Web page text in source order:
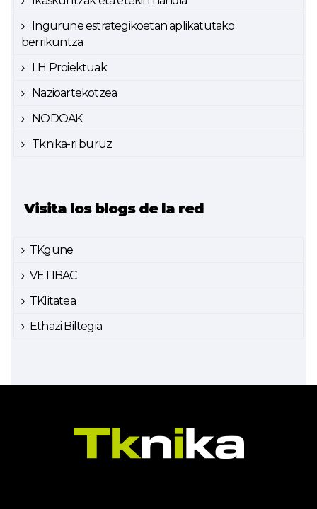
Ingurune estrategikoetan aplikatutako
berrikuntza
LH Proiektuak
Nazioartekotzea
NODOAK
Tknika-ri buruz
Visita los blogs de la red
TKgune
VETIBAC
TKlitatea
Ethazi Biltegia